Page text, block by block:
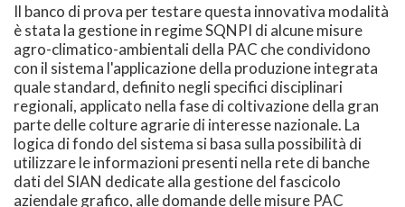
Il banco di prova per testare questa innovativa modalità
è stata la gestione in regime SQNPI di alcune misure
agro-climatico-ambientali della PAC che condividono
con il sistema l'applicazione della produzione integrata
quale standard, definito negli specifici disciplinari
regionali, applicato nella fase di coltivazione della gran
parte delle colture agrarie di interesse nazionale. La
logica di fondo del sistema si basa sulla possibilità di
utilizzare le informazioni presenti nella rete di banche
dati del SIAN dedicate alla gestione del fascicolo
aziendale grafico, alle domande delle misure PAC